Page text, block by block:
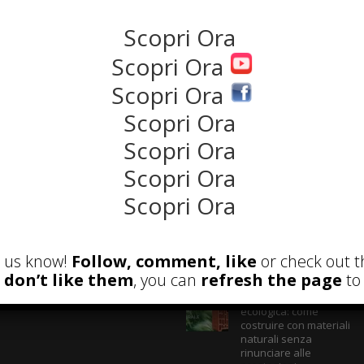
POST ATTUALI
ecologica: come
costruire con materiali
naturali senza
rinunciare alle
Scopri Ora
Scopri Ora
Scopri Ora
Scopri Ora
Scopri Ora
Scopri Ora
Scopri Ora
know! Follow, comment, like or check out
like them, you can refresh the page to